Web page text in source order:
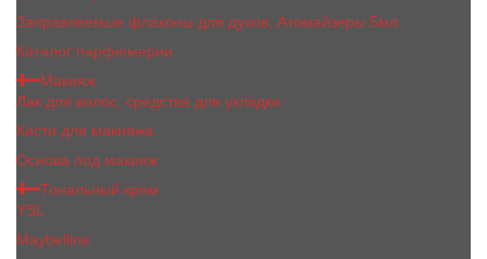
Заправляемые флаконы для духов, Атомайзеры 5мл
Каталог парфюмерии
Макияж
Лак для волос, средства для укладки
Кисти для макияжа
Основа под макияж
Тональный крем
YSL
Maybelline